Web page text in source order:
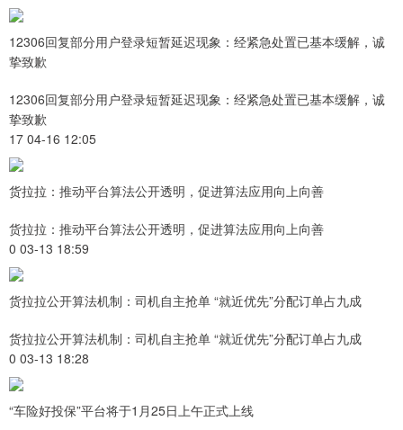
12306回复部分用户登录短暂延迟现象：经紧急处置已基本缓解，诚
挚致歉
12306回复部分用户登录短暂延迟现象：经紧急处置已基本缓解，诚
挚致歉
17 04-16 12:05
货拉拉：推动平台算法公开透明，促进算法应用向上向善
货拉拉：推动平台算法公开透明，促进算法应用向上向善
0 03-13 18:59
货拉拉公开算法机制：司机自主抢单 “就近优先”分配订单占九成
货拉拉公开算法机制：司机自主抢单 “就近优先”分配订单占九成
0 03-13 18:28
“车险好投保”平台将于1月25日上午正式上线